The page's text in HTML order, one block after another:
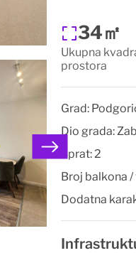
34㎡
Ukupna
prostora
Grad:
Dio grada:
Sprat:2
Broj balkona /
Dodatna